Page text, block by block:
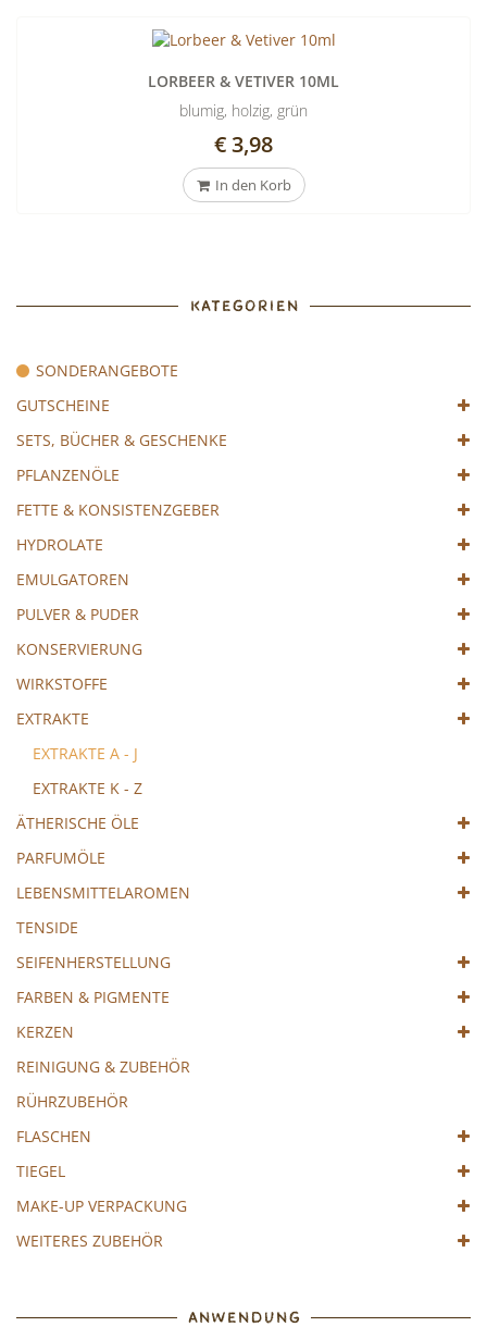
LORBEER & VETIVER 10ML
blumig, holzig, grün
€ 3,98
In den Korb
KATEGORIEN
SONDERANGEBOTE
GUTSCHEINE
SETS, BÜCHER & GESCHENKE
PFLANZENÖLE
FETTE & KONSISTENZGEBER
HYDROLATE
EMULGATOREN
PULVER & PUDER
KONSERVIERUNG
WIRKSTOFFE
EXTRAKTE
EXTRAKTE A - J
EXTRAKTE K - Z
ÄTHERISCHE ÖLE
PARFUMÖLE
LEBENSMITTELAROMEN
TENSIDE
SEIFENHERSTELLUNG
FARBEN & PIGMENTE
KERZEN
REINIGUNG & ZUBEHÖR
RÜHRZUBEHÖR
FLASCHEN
TIEGEL
MAKE-UP VERPACKUNG
WEITERES ZUBEHÖR
ANWENDUNG